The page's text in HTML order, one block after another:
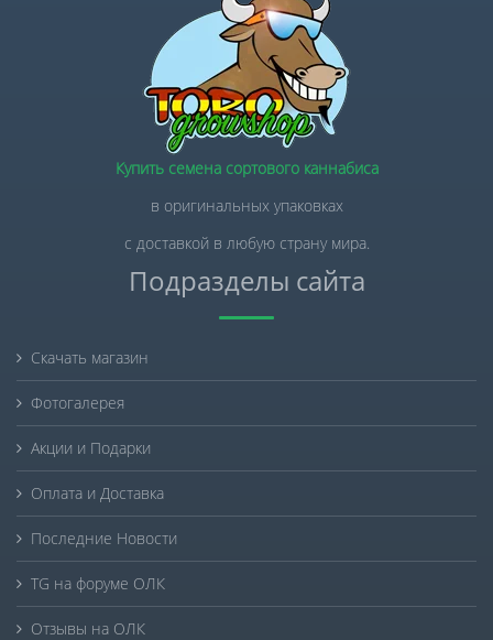
Купить семена сортового каннабиса
в оригинальных упаковках
с доставкой в любую страну мира.
Подразделы сайта
Скачать магазин
Фотогалерея
Акции и Подарки
Оплата и Доставка
Последние Новости
TG на форуме ОЛК
Отзывы на ОЛК